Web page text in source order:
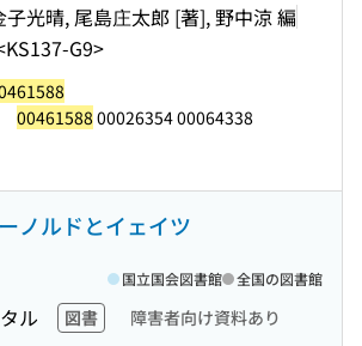
光晴, 尾島庄太郎 [著], 野中涼 編
G9>
00461588 00026354 00064338
ノルドとイェイツ
ル 図書 障害者向け資料あり
国立国会図書館 全国の図書館